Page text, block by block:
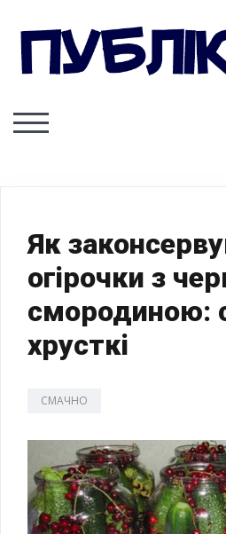
content
ПУБЛІКАЦІЯ
TOGGLE MOBILE MENU
Як
огірочки з
смородиною:
хрусткі
СМАЧНО